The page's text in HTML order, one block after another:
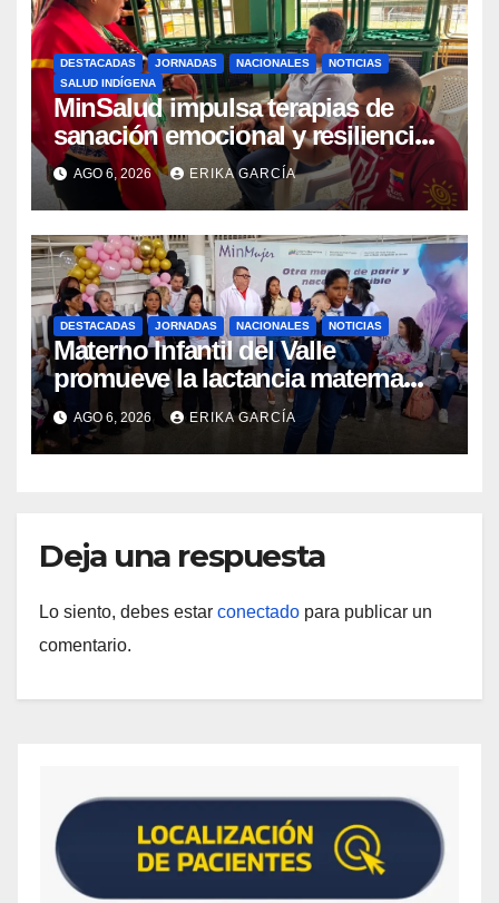
DESTACADAS JORNADAS NACIONALES
NOTICIAS
SALUD INDÍGENA
MinSalud impulsa terapias de
sanación emocional y resiliencia
post-sismo junto a comunidades
indígenas en Caracas
AGO 6, 2026 ERIKA GARCÍA
DESTACADAS JORNADAS NACIONALES NOTICIAS
Materno Infantil del Valle
promueve la lactancia materna
como un inicio sostenible para la
vida
AGO 6, 2026 ERIKA GARCÍA
Deja una respuesta
Lo siento, debes estar conectado para publicar un
comentario.